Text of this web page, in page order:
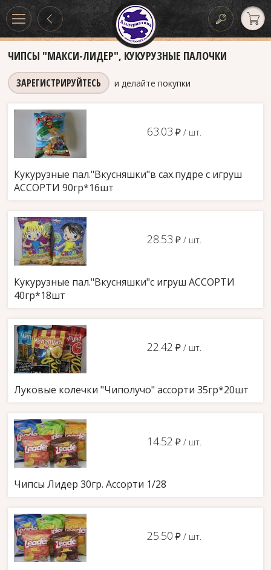
ЧИПСЫ "МАКСИ-ЛИДЕР", КУКУРУЗНЫЕ ПАЛОЧКИ
ЗАРЕГИСТРИРУЙТЕСЬ и делайте покупки
63.03 д / шт.
Кукурузные пал."Вкусняшки"в сах.пудре с игруш
АССОРТИ 90гр*16шт
28.53 д / шт.
Кукурузные пал."Вкусняшки"с игруш АССОРТИ
40гр*18шт
22.42 д / шт.
Луковые колечки "Чиполучо" ассорти 35гр*20шт
14.52 д / шт.
Чипсы Лидер 30гр. Ассорти 1/28
25.50 д / шт.